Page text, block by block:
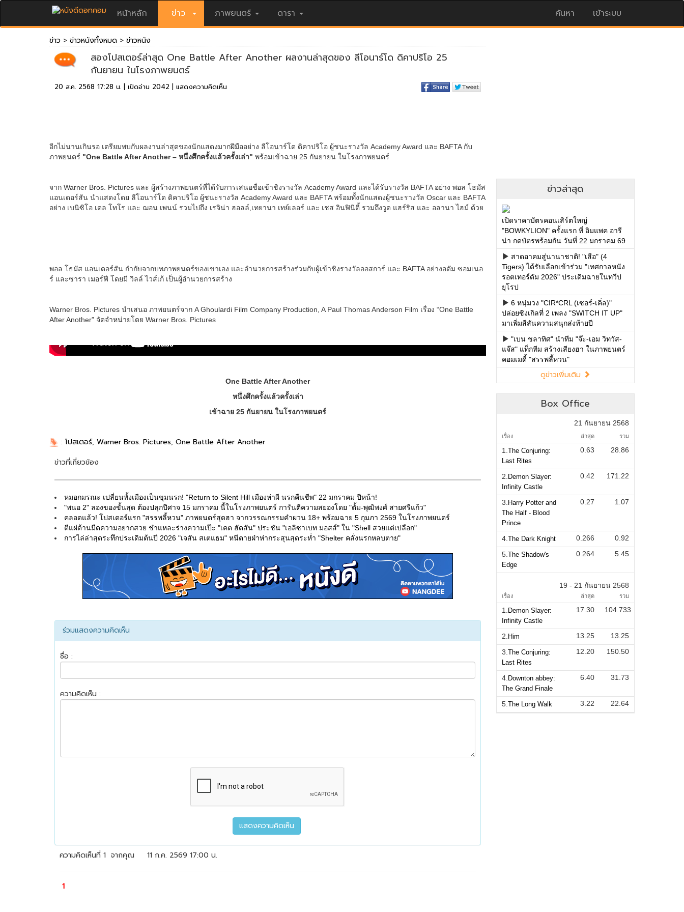
หน้าหลัก ข่าว ภาพยนตร์ ดารา ค้นหา เข้าระบบ
ข่าวล่าสุด
เปิดราคาบัตรคอนเสิร์ตใหญ่
"BOWKYLION" ครั้งแรก ที่ อิมแพค อารี
น่า กดบัตรพร้อมกัน วันที่ 22 มกราคม 69
สาดอาคมสู่นานาชาติ! "เสือ" (4
Tigers) ได้รับเลือกเข้าร่วม "เทศกาลหนัง
รอตเทอร์ดัม 2026" ประเดิมฉายในทวีป
ยุโรป
6 หนุ่มวง "CIR*CRL (เซอร์-เคิ่ล)"
ปล่อยซิงเกิลที่ 2 เพลง "SWITCH IT UP"
มาเพิ่มสีสันความสนุกส่งท้ายปี
"เบน ชลาทิศ" นำทีม "จ๊ะ-เอม วิทวัส-
แจ๊ส" แท็กทีม สร้างเสียงฮา ในภาพยนตร์
คอมเมดี้ "สรรพลี้หวน"
ดูข่าวเพิ่มเติม
Box Office
21 กันยายน 2568
เรื่อง ล่าสุด รวม
1. The Conjuring:
Last Rites
0.63 28.86
2. Demon Slayer:
Infinity Castle
0.42 171.22
3. Harry Potter and
The Half - Blood
Prince
0.27 1.07
4. The Dark Knight 0.266
0.92
5. The Shadow's
Edge
0.264 5.45
19 - 21 กันยายน 2568
เรื่อง ล่าสุด รวม
1. Demon Slayer:
Infinity Castle
17.30 104.733
2. Him 13.25
13.25
3. The Conjuring:
Last Rites
12.20 150.50
4. Downton abbey:
The Grand Finale
6.40 31.73
5. The Long Walk 3.22 22.64